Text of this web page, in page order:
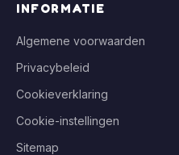
INFORMATIE
Algemene voorwaarden
Privacybeleid
Cookieverklaring
Cookie-instellingen
Sitemap